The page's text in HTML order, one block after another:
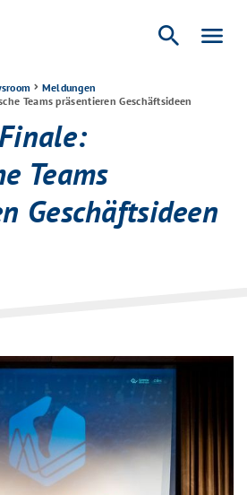
search menu
Meldungen
Teams präsentieren Geschäftsideen
Teams
Geschäftsideen